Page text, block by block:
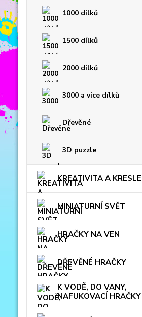
1000 dílků
1500 dílků
2000 dílků
3000 a více dílků
Dřevěné
3D puzzle
KREATIVITA A
MINIATURNÍ SVĚT
HRAČKY NA VEN
DŘEVĚNÉ HRAČKY
K VODĚ, DO VANY,
NAFUKOVACÍ HRAČKY